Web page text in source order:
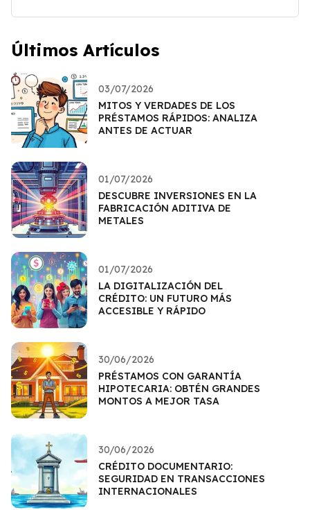
Últimos Artículos
03/07/2026
MITOS Y VERDADES DE LOS
PRÉSTAMOS RÁPIDOS: ANALIZA
ANTES DE ACTUAR
01/07/2026
DESCUBRE INVERSIONES EN LA
FABRICACIÓN ADITIVA DE
METALES
01/07/2026
LA DIGITALIZACIÓN DEL
CRÉDITO: UN FUTURO MÁS
ACCESIBLE Y RÁPIDO
30/06/2026
PRÉSTAMOS CON GARANTÍA
HIPOTECARIA: OBTÉN GRANDES
MONTOS A MEJOR TASA
30/06/2026
CRÉDITO DOCUMENTARIO:
SEGURIDAD EN TRANSACCIONES
INTERNACIONALES